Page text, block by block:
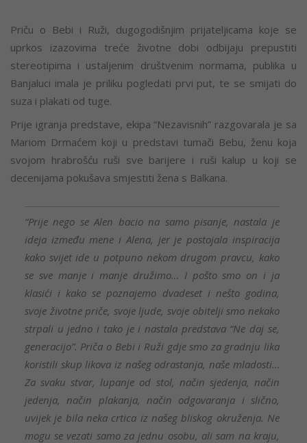
Priču o Bebi i Ruži, dugogodišnjim prijateljicama koje se
uprkos izazovima treće životne dobi odbijaju prepustiti
stereotipima i ustaljenim društvenim normama, publika u
Banjaluci imala je priliku pogledati prvi put, te se smijati do
suza i plakati od tuge.
Prije igranja predstave, ekipa “Nezavisnih” razgovarala je sa
Mariom Drmaćem koji u predstavi tumači Bebu, ženu koja
svojom hrabrošću ruši sve barijere i ruši kalup u koji se
decenijama pokušava smjestiti žena s Balkana.
“Prije nego se Alen bacio na samo pisanje, nastala je
ideja između mene i Alena, jer je postojala inspiracija
kako svijet ide u potpuno nekom drugom pravcu, kako
se sve manje i manje družimo… I pošto smo on i ja
klasići i kako se poznajemo dvadeset i nešto godina,
svoje životne priče, svoje ljude, svoje obitelji smo nekako
strpali u jedno i tako je i nastala predstava “Ne daj se,
generacijo”. Priča o Bebi i Ruži gdje smo za gradnju lika
koristili skup likova iz našeg odrastanja, naše mladosti…
Za svaku stvar, lupanje od stol, način sjedenja, način
jedenja, način plakanja, način odgovaranja i slično,
uvijek je bila neka crtica iz našeg bliskog okruženja. Ne
mogu se vezati samo za jednu osobu, ali sam na kraju,